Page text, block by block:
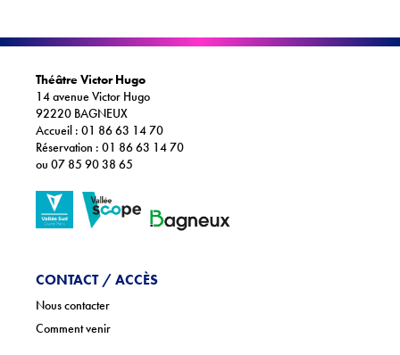
Théâtre Victor Hugo
14 avenue Victor Hugo
92220 BAGNEUX
Accueil : 01 86 63 14 70
Réservation : 01 86 63 14 70
ou 07 85 90 38 65
CONTACT / ACCÈS
Nous contacter
Comment venir